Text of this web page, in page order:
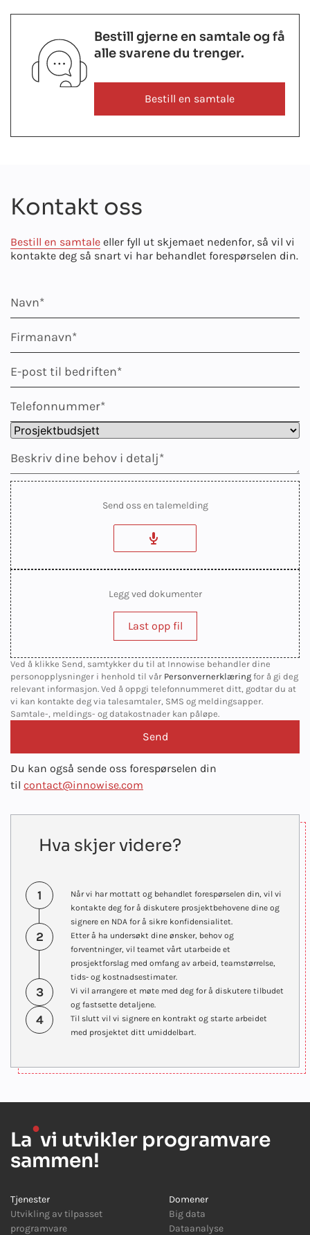
Bestill gjerne en samtale og få
alle svarene du trenger.
Bestill en samtale
Kontakt oss
Bestill en samtale eller fyll ut skjemaet nedenfor, så vil vi
kontakte deg så snart vi har behandlet forespørselen din.
Send oss en talemelding
Legg ved dokumenter
Last opp fil
Ved å klikke Send, samtykker du til at Innowise behandler dine
personopplysninger i henhold til vår Personvernerklæring for å gi deg
relevant informasjon. Ved å oppgi telefonnummeret ditt, godtar du at
vi kan kontakte deg via talesamtaler, SMS og meldingsapper.
Samtale-, meldings- og datakostnader kan påløpe.
Du kan også sende oss forespørselen din
til contact@innowise.com
Hva skjer videre?
1
Når vi har mottatt og behandlet forespørselen din, vil vi
kontakte deg for å diskutere prosjektbehovene dine og
signere en NDA for å sikre konfidensialitet.
2
Etter å ha undersøkt dine ønsker, behov og
forventninger, vil teamet vårt utarbeide et
prosjektforslag med omfang av arbeid, teamstørrelse,
tids- og kostnadsestimater.
3
Vi vil arrangere et møte med deg for å diskutere tilbudet
og fastsette detaljene.
4
Til slutt vil vi signere en kontrakt og starte arbeidet
med prosjektet ditt umiddelbart.
La●vi utvikler programvare
sammen!
Tjenester
Utvikling av tilpasset
programvare
Domener
Big data
Dataanalyse